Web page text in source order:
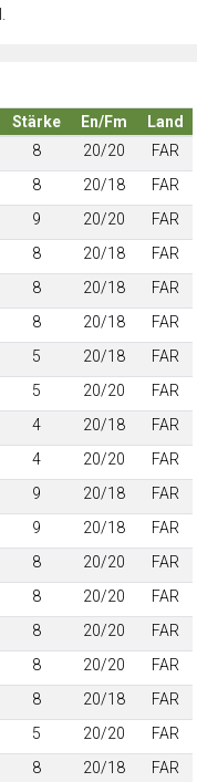
Stärke En/Fm
Land
8 20/20
FAR
8 20/18
FAR
9 20/20
FAR
8 20/18
FAR
8 20/18
FAR
8 20/18
FAR
5 20/18
FAR
5 20/20
FAR
4 20/18
FAR
4 20/20
FAR
9 20/18
FAR
9 20/18
FAR
8 20/20
FAR
8 20/20
FAR
8 20/20
FAR
8 20/20
FAR
8 20/18
FAR
5 20/20
FAR
8 20/18
FAR